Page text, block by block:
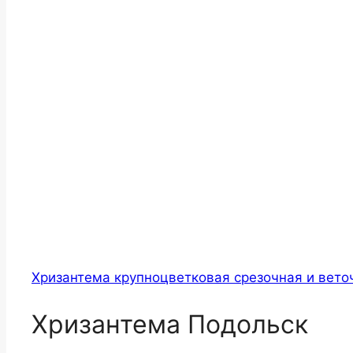
Хризантема крупноцветковая срезочная и
Хризантема Подольск